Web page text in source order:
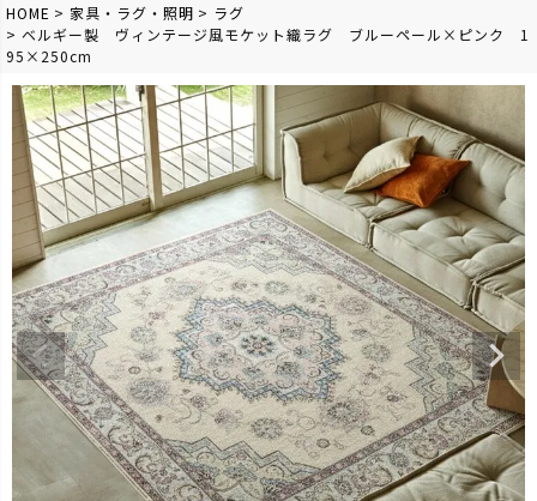
HOME 家具・ラグ・照明
ラグ
ベルギー製 ヴィンテージ風モケット織ラグ ブルーペール×ピンク 1
95×250cm